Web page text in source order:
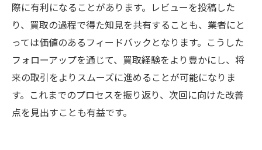
際に有利になることがあります。レビューを投稿した
り、買取の過程で得た知見を共有することも、業者にと
っては価値のあるフィードバックとなります。こうした
フォローアップを通じて、買取経験をより豊かにし、将
来の取引をよりスムーズに進めることが可能になりま
す。これまでのプロセスを振り返り、次回に向けた改善
点を見出すことも有益です。